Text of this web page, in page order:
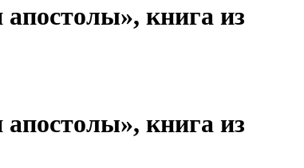
книга из
книга из